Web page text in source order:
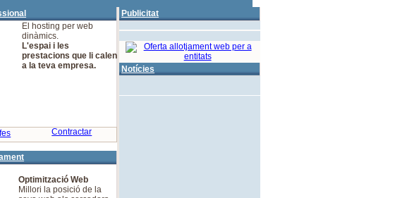
El hosting per web
dinàmics.
L'espai i les
prestacions que li calen
a la teva empresa.
Contractar
Optimització Web
Millori la posició de la
Publicitat
Notícies